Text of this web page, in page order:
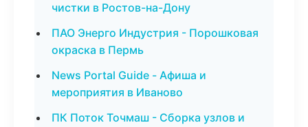
чистки в Ростов-на-Дону
ПАО Энерго Индустрия - Порошковая
окраска в Пермь
News Portal Guide - Афиша и
мероприятия в Иваново
ПК Поток Точмаш - Сборка узлов и